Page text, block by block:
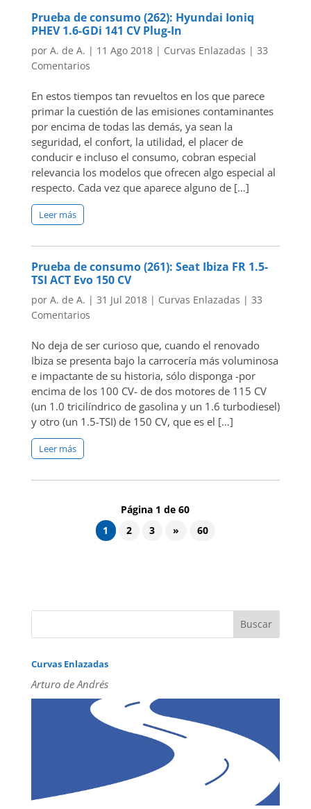
Prueba de consumo (262): Hyundai Ioniq
PHEV 1.6-GDi 141 CV Plug-In
por A. de A. | 11 Ago 2018| Curvas Enlazadas | 33
Comentarios
En estos tiempos tan revueltos en los que parece
primar la cuestión de las emisiones contaminantes
por encima de todas las demás, ya sean la
seguridad, el confort, la utilidad, el placer de
conducir e incluso el consumo, cobran especial
relevancia los modelos que ofrecen algo especial al
respecto. Cada vez que aparece alguno de […]
Leer más
Prueba de consumo (261): Seat Ibiza FR 1.5-
TSI ACT Evo 150 CV
por A. de A. | 31 Jul 2018| Curvas Enlazadas | 33
Comentarios
No deja de ser curioso que, cuando el renovado
Ibiza se presenta bajo la carrocería más voluminosa
e impactante de su historia, sólo disponga -por
encima de los 100 CV- de dos motores de 115 CV
(un 1.0 tricilíndrico de gasolina y un 1.6 turbodiesel)
y otro (un 1.5-TSI) de 150 CV, que es el […]
Leer más
Página 1 de 60
1
2 3 » 60
Curvas Enlazadas
Arturo de Andrés